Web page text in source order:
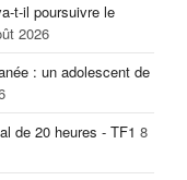
t-il poursuivre le
2026
: un adolescent de
de 20 heures - TF1 8